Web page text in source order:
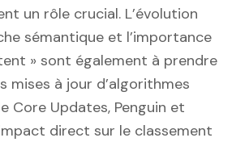
un rôle crucial. L’évolution
sémantique et l’importance
» sont également à prendre
mises à jour d’algorithmes
Core Updates, Penguin et
direct sur le classement